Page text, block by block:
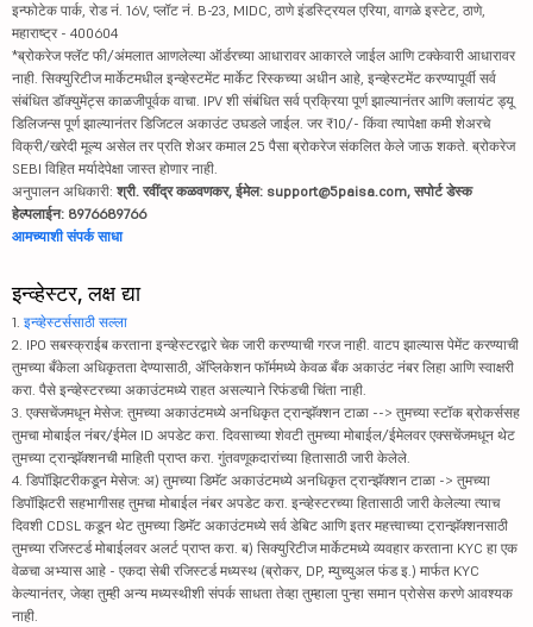
इन्फोटेक पार्क, रोड नं. 16V, प्लॉट नं. B-23, MIDC, ठाणे इंडस्ट्रियल एरिया, वागळे इस्टेट, ठाणे,
महाराष्ट्र - 400604
*ब्रोकरेज फ्लॅट फी/अंमलात आणलेल्या ऑर्डरच्या आधारावर आकारले जाईल आणि टक्केवारी आधारावर
नाही. सिक्युरिटीज मार्केटमधील इन्व्हेस्टमेंट मार्केट रिस्कच्या अधीन आहे, इन्व्हेस्टमेंट करण्यापूर्वी सर्व
संबंधित डॉक्युमेंट्स काळजीपूर्वक वाचा. IPV शी संबंधित सर्व प्रक्रिया पूर्ण झाल्यानंतर आणि क्लायंट ड्यू
डिलिजन्स पूर्ण झाल्यानंतर डिजिटल अकाउंट उघडले जाईल. जर ₹10/- किंवा त्यापेक्षा कमी शेअरचे
विक्री/खरेदी मूल्य असेल तर प्रति शेअर कमाल 25 पैसा ब्रोकरेज संकलित केले जाऊ शकते. ब्रोकरेज
SEBI विहित मर्यादेपेक्षा जास्त होणार नाही.
अनुपालन अधिकारी: श्री. रवींद्र कळवणकर, ईमेल: support@5paisa.com, सपोर्ट डेस्क
हेल्पलाईन: 8976689766
आमच्याशी संपर्क साधा
इन्व्हेस्टर, लक्ष द्या
1. इन्व्हेस्टर्ससाठी सल्ला
2. IPO सबस्क्राईब करताना इन्व्हेस्टरद्वारे चेक जारी करण्याची गरज नाही. वाटप झाल्यास पेमेंट करण्याची
तुमच्या बँकेला अधिकृतता देण्यासाठी, ॲप्लिकेशन फॉर्ममध्ये केवळ बँक अकाउंट नंबर लिहा आणि स्वाक्षरी
करा. पैसे इन्व्हेस्टरच्या अकाउंटमध्ये राहत असल्याने रिफंडची चिंता नाही.
3. एक्सचेंजमधून मेसेज: तुमच्या अकाउंटमध्ये अनधिकृत ट्रान्झॅक्शन टाळा --> तुमच्या स्टॉक ब्रोकर्ससह
तुमचा मोबाईल नंबर/ईमेल ID अपडेट करा. दिवसाच्या शेवटी तुमच्या मोबाईल/ईमेलवर एक्सचेंजमधून थेट
तुमच्या ट्रान्झॅक्शनची माहिती प्राप्त करा. गुंतवणूकदारांच्या हितासाठी जारी केलेले.
4. डिपॉझिटरीकडून मेसेज: अ) तुमच्या डिमॅट अकाउंटमध्ये अनधिकृत ट्रान्झॅक्शन टाळा -> तुमच्या
डिपॉझिटरी सहभागीसह तुमचा मोबाईल नंबर अपडेट करा. इन्व्हेस्टरच्या हितासाठी जारी केलेल्या त्याच
दिवशी CDSL कडून थेट तुमच्या डिमॅट अकाउंटमध्ये सर्व डेबिट आणि इतर महत्त्वाच्या ट्रान्झॅक्शनसाठी
तुमच्या रजिस्टर्ड मोबाईलवर अलर्ट प्राप्त करा. ब) सिक्युरिटीज मार्केटमध्ये व्यवहार करताना KYC हा एक
वेळचा अभ्यास आहे - एकदा सेबी रजिस्टर्ड मध्यस्थ (ब्रोकर, DP, म्युच्युअल फंड इ.) मार्फत KYC
केल्यानंतर, जेव्हा तुम्ही अन्य मध्यस्थीशी संपर्क साधता तेव्हा तुम्हाला पुन्हा समान प्रोसेस करणे आवश्यक
नाही.